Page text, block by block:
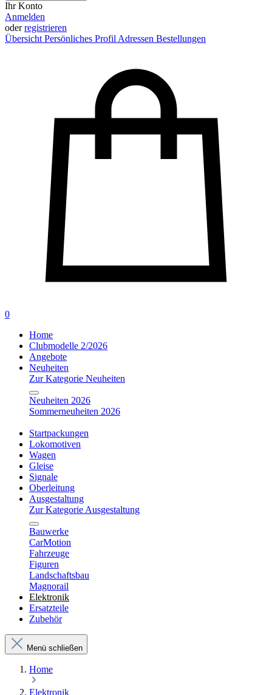
Ihr Konto
Anmelden
oderregistrieren
Übersicht Persönliches Profil Adressen Bestellungen
0
Home
Clubmodelle 2/2026
Angebote
Neuheiten
Zur Kategorie Neuheiten
Neuheiten 2026
Sommerneuheiten 2026
Startpackungen
Lokomotiven
Wagen
Gleise
Signale
Oberleitung
Ausgestaltung
Zur Kategorie Ausgestaltung
Bauwerke
CarMotion
Fahrzeuge
Figuren
Landschaftsbau
Magnorail
Elektronik
Ersatzteile
Zubehör
Menü schließen
Home
Elektronik